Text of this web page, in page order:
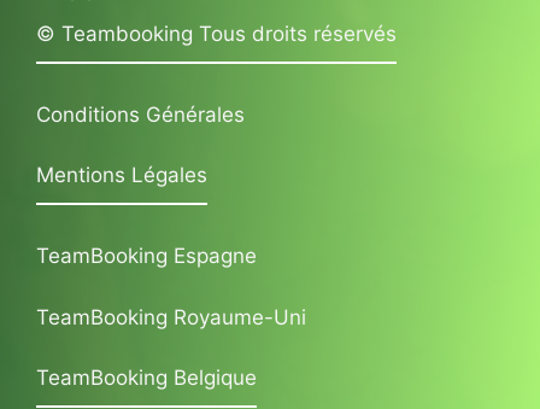
© Teambooking Tous droits réservés
Conditions Générales
Mentions Légales
TeamBooking Espagne
TeamBooking Royaume-Uni
TeamBooking Belgique